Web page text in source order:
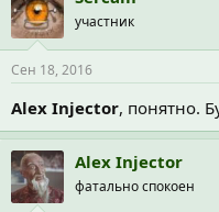
участник
Сен 18, 2016
Alex Injector, понятно.
Alex Injector
фатально спокоен